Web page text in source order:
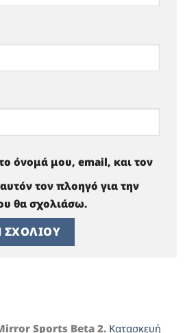
όνομά μου, email, και τον
τον πλοηγό για την
θα σχολιάσω.
Sports Beta 2. Κατασκευή